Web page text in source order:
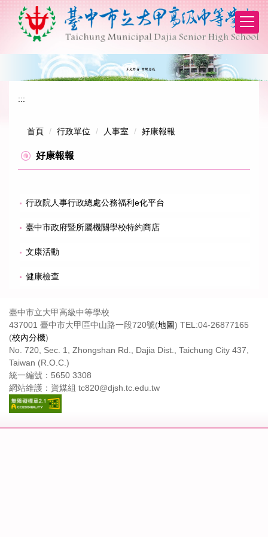
:::
首頁 行政單位 人事室 好康報報
好康報報
行政院人事行政總處公務福利e化平台
臺中市政府暨所屬機關學校特約商店
文康活動
健康檢查
臺中市立大甲高級中等學校
437001 臺中市大甲區中山路一段720號(地圖) TEL:04-26877165
(校內分機)
No. 720, Sec. 1, Zhongshan Rd., Dajia Dist., Taichung City 437,
Taiwan (R.O.C.)
統一編號：5650 3308
網站維護：資媒組 tc820@djsh.tc.edu.tw